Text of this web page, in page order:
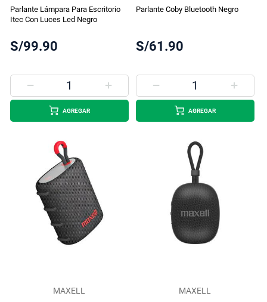
Parlante Lámpara Para Escritorio
Itec Con Luces Led Negro
S/99.90
AGREGAR
Parlante Coby Bluetooth Negro
S/61.90
AGREGAR
MAXELL MAXELL